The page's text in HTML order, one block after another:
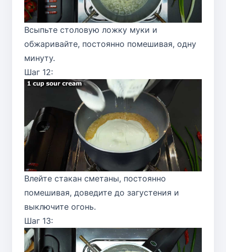
Всыпьте столовую ложку муки и
обжаривайте, постоянно помешивая, одну
минуту.
Шаг 12:
Влейте стакан сметаны, постоянно
помешивая, доведите до загустения и
выключите огонь.
Шаг 13: